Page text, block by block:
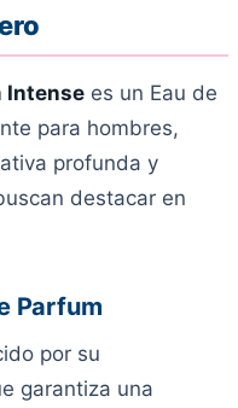
Intense es un Eau de
para hombres,
profunda y
destacar en
Parfum
por su
garantiza una